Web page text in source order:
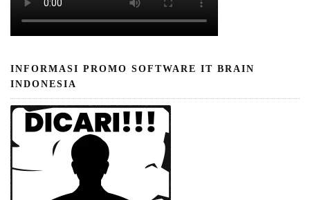
INFORMASI PROMO SOFTWARE IT BRAIN
INDONESIA